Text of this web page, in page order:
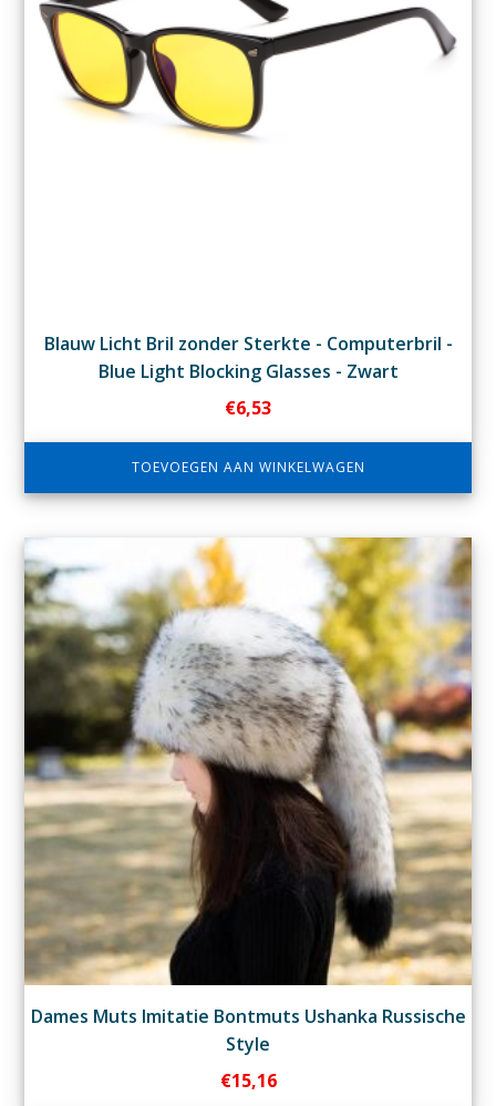
Blauw Licht Bril zonder Sterkte - Computerbril -
Blue Light Blocking Glasses - Zwart
€6,53
TOEVOEGEN AAN WINKELWAGEN
Dames Muts Imitatie Bontmuts Ushanka Russische
Style
€15,16